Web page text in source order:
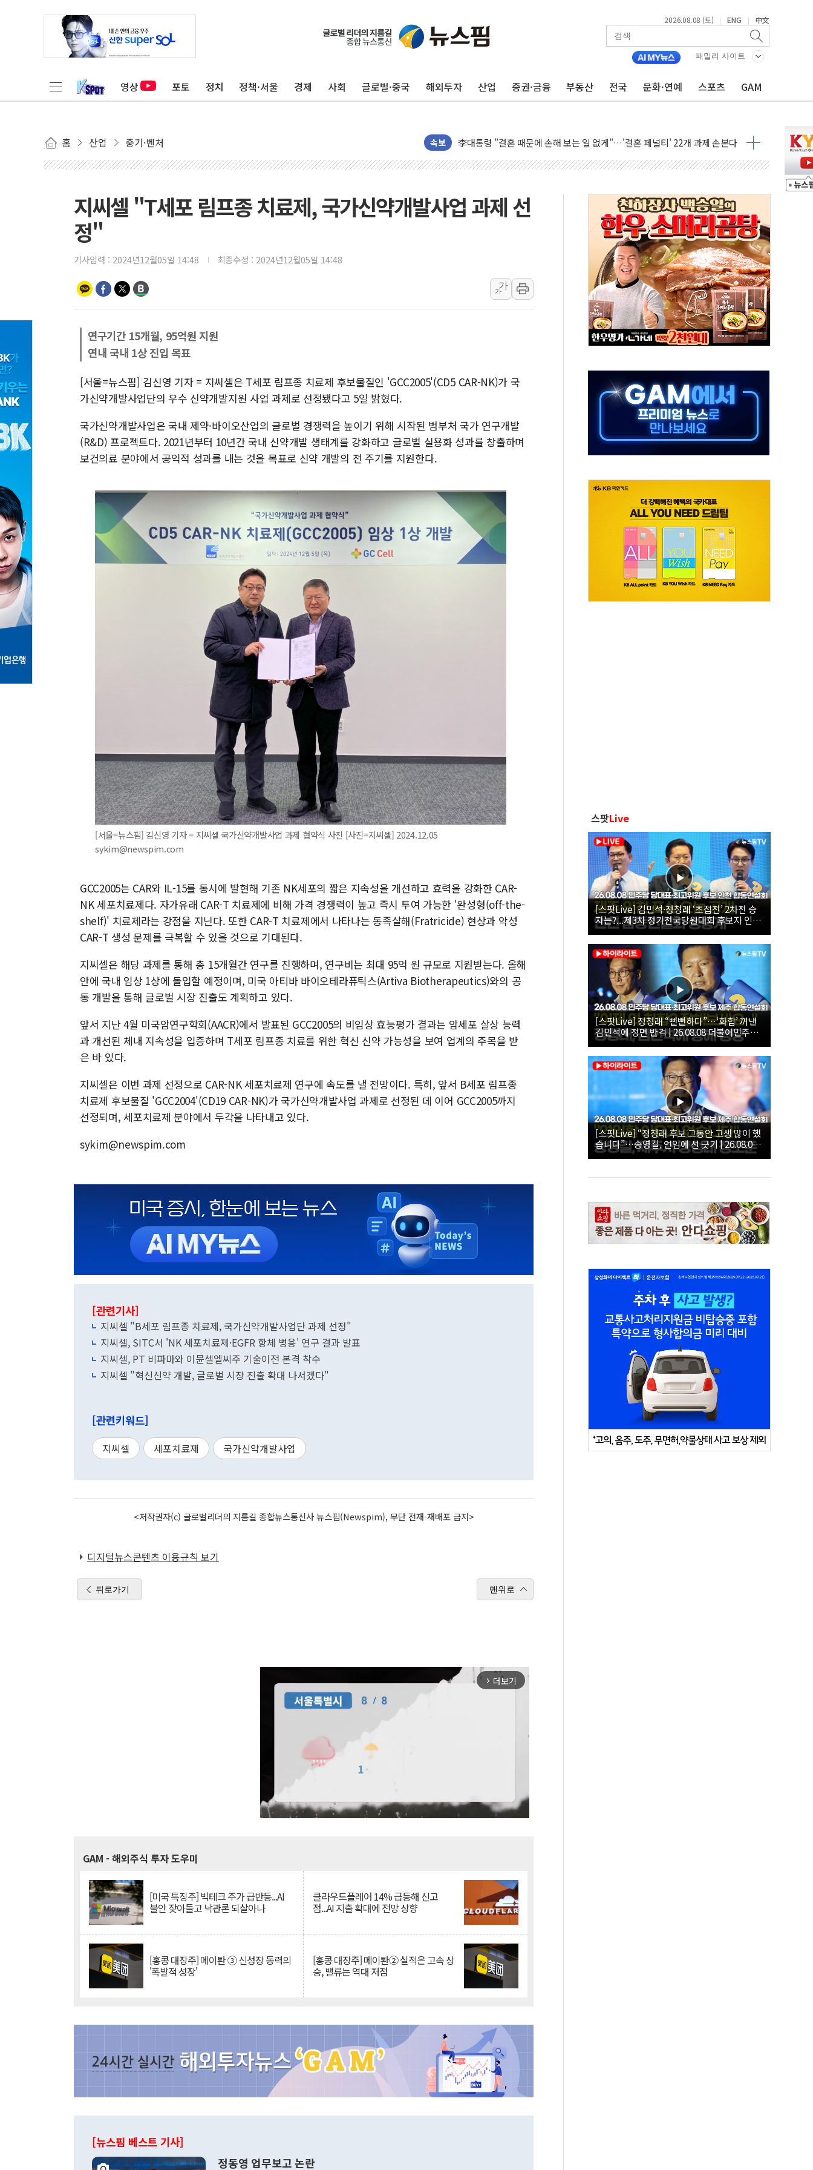
2026.08.08 (토) | ENG | 中文
패밀리 사이트
영상 포토 정치 정책·서울 경제 사회 글로벌·중국 해외투자 산업 증권·금융 부동산 전국 문화·연예 스포츠 GAM
홈 산업 중기·벤처 속보
이번주 국내 주요 금융일정(8.10~8.14)
강릉·동해·삼척 시간당 최대 50㎜ 폭우…강원 동해안 강한 비 어어져
폐기물 수거하다 참변…60대 환경미화원 수거차에 치여 사망
李대통령 "결혼 때문에 손해 보는 일 없게"…'결혼 페널티' 22개 과제 손본다
여수 오동도 인근 해상서 모터보트 전복…1명 사망·1명 실종
인천 선재도 갯벌서 해루질 중 실종 60대 나흘만에 숨진 채 발견
인천서 말다툼 중 어머니 흉기 살해 10대 아들 체포
'화합' 꺼낸 김민석에 '뻔뻔' 받아친 정청래…제주 연설서 신경전 고조
李대통령, ISA 개편 재검토 지시…與 "적극 환영"·野 "졸속 국정"
동해중부 전 해상 풍랑주의보…10일까지 최대 3.5m 높은 물결
연일 폭염에 온열질환 사망 23명…정부, 비상대응기구 가동
中 전방위 아파트 부양, 수도 베이징도 부동산 규제 철폐
인제 용대리 계곡서 수위 상승으로 피서객 7명 고립…전원 구조
동해시, 11~14일 '별똥별 멍' 운영…페르세우스 유성우 관측
청양 밭에서 일하던 90대 숨져…온열질환 여부 조사
폭염에 車 운전면허 기능시험 오전 집중 편성…체감온도 38도 넘으면 중단
지씨셀 "T세포 림프종 치료제, 국가신약개발사업 과제 선
정"
기사입력 : 2024년12월05일 14:48 최종수정 : 2024년12월05일 14:48
가
가
연구기간 15개월, 95억원 지원
연내 국내 1상 진입 목표
[서울=뉴스핌] 김신영 기자 = 지씨셀은 T세포 림프종 치료제 후보물질인 'GCC2005'(CD5 CAR-NK)가 국
가신약개발사업단의 우수 신약개발지원 사업 과제로 선정됐다고 5일 밝혔다.
국가신약개발사업은 국내 제약·바이오산업의 글로벌 경쟁력을 높이기 위해 시작된 범부처 국가 연구개발
(R&D) 프로젝트다. 2021년부터 10년간 국내 신약개발 생태계를 강화하고 글로벌 실용화 성과를 창출하며
보건의료 분야에서 공익적 성과를 내는 것을 목표로 신약 개발의 전 주기를 지원한다.
[서울=뉴스핌] 김신영 기자 = 지씨셀 국가신약개발사업 과제 협약식 사진 [사진=지씨셀] 2024.12.05
sykim@newspim.com
GCC2005는 CAR와 IL-15를 동시에 발현해 기존 NK세포의 짧은 지속성을 개선하고 효력을 강화한 CAR-
NK 세포치료제다. 자가유래 CAR-T 치료제에 비해 가격 경쟁력이 높고 즉시 투여 가능한 '완성형(off-the-
shelf)' 치료제라는 강점을 지닌다. 또한 CAR-T 치료제에서 나타나는 동족살해(Fratricide) 현상과 악성
CAR-T 생성 문제를 극복할 수 있을 것으로 기대된다.
지씨셀은 해당 과제를 통해 총 15개월간 연구를 진행하며, 연구비는 최대 95억 원 규모로 지원받는다. 올해
안에 국내 임상 1상에 돌입할 예정이며, 미국 아티바 바이오테라퓨틱스(Artiva Biotherapeutics)와의 공
동 개발을 통해 글로벌 시장 진출도 계획하고 있다.
앞서 지난 4월 미국암연구학회(AACR)에서 발표된 GCC2005의 비임상 효능평가 결과는 암세포 살상 능력
과 개선된 체내 지속성을 입증하며 T세포 림프종 치료를 위한 혁신 신약 가능성을 보여 업계의 주목을 받
은 바 있다.
지씨셀은 이번 과제 선정으로 CAR-NK 세포치료제 연구에 속도를 낼 전망이다. 특히, 앞서 B세포 림프종
치료제 후보물질 'GCC2004'(CD19 CAR-NK)가 국가신약개발사업 과제로 선정된 데 이어 GCC2005까지
선정되며, 세포치료제 분야에서 두각을 나타내고 있다.
sykim@newspim.com
[관련기사]
지씨셀 "B세포 림프종 치료제, 국가신약개발사업단 과제 선정"
지씨셀, SITC서 'NK 세포치료제·EGFR 항체 병용' 연구 결과 발표
지씨셀, PT 비파마와 이뮨셀엘씨주 기술이전 본격 착수
지씨셀 "혁신신약 개발, 글로벌 시장 진출 확대 나서겠다"
[관련키워드]
지씨셀 세포치료제 국가신약개발사업
<저작권자(c) 글로벌리더의 지름길 종합뉴스통신사 뉴스핌(Newspim), 무단 전재-재배포 금지>
디지털뉴스콘텐츠 이용규칙 보기
뒤로가기 맨위로
arrow_forward_ios 더보기
GAM - 해외주식 투자 도우미
[미국 특징주] 빅테크 주가 급반등...AI
불안 잦아들고 낙관론 되살아나
클라우드플레어 14% 급등해 신고
점...AI 지출 확대에 전망 상향
[홍콩 대장주] 메이퇀 ③ 신성장 동력의
'폭발적 성장'
[홍콩 대장주] 메이퇀② 실적은 고속 상
승, 밸류는 역대 저점
[뉴스핌 베스트 기사]
정동영 업무보고 논란
스팟Live
[스팟Live] 김민석·정청래 ‘초접전’ 2차전 승
자는?...제3차 정기전국당원대회 후보자 인천
합동연설회 생중계 | 26.08.08
[스팟Live] 정청래 “뻔뻔하다”…‘화합’ 꺼낸
김민석에 정면 반격 | 26.08.08 더불어민주당
당대표·최고위원 후보 제주 합동연설회
[스팟Live] “정청래 후보 그동안 고생 많이 했
습니다”…송영길, 연임에 선 긋기 | 26.08.08
더불어민주당 당대표·최고위원 후보 제주 합